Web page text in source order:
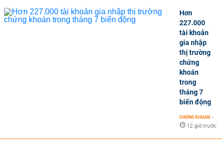
Hơn
227.000
tài khoản
gia nhập
thị trường
chứng
khoán
trong
tháng 7
biến động
CHỨNG KHOÁN -
12 giờ trước